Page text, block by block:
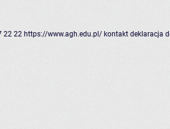
22 22 https://www.agh.edu.pl/ kontakt deklaracja